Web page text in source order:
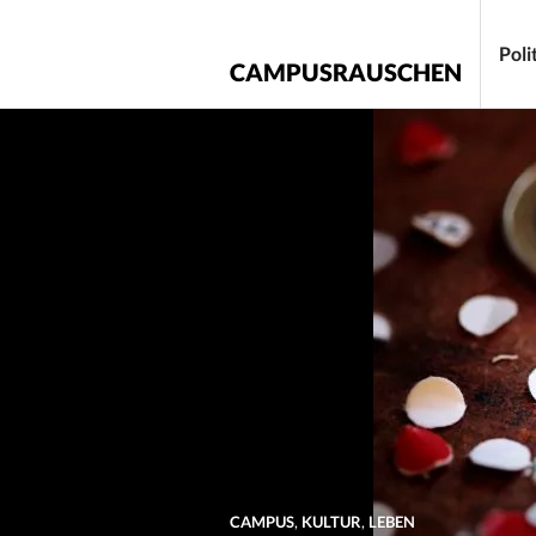
CAMPUSRAUSCHEN
CAMPUS, KULTUR, LEBEN